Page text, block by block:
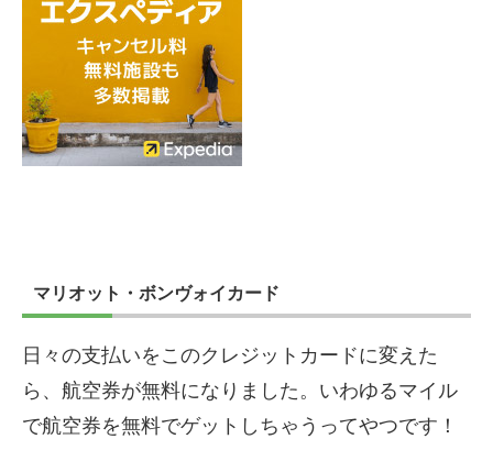
マリオット・ボンヴォイカード
日々の支払いをこのクレジットカードに変えた
ら、航空券が無料になりました。いわゆるマイル
で航空券を無料でゲットしちゃうってやつです！